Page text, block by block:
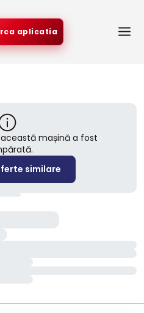
aplicatia
mașină a fost
similare